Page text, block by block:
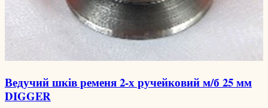
Ведучий шків ременя 2-х ручейковий м/б 25 мм
DIGGER